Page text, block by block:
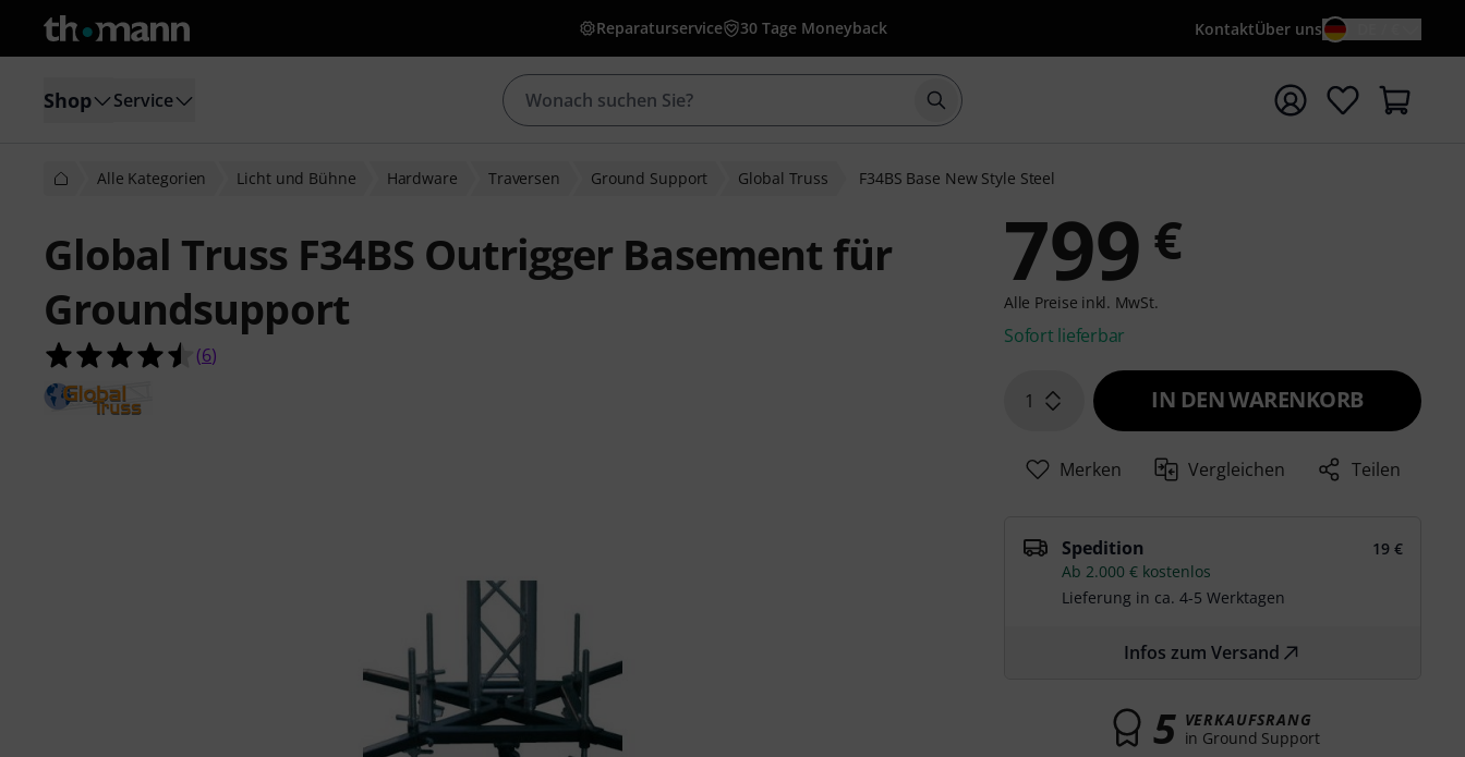
Reparaturservice 30 Tage Moneyback KontaktÜber uns
Shop Service Suche mit Suchwort {searchTerm} starten
Alle Kategorien Licht und Bühne Hardware Traversen Ground Support Global Truss F34BS Base New Style Steel
Global Truss F34BS Outrigger Basement für
Groundsupport
4.5 von 5 Sternen aus 6 Kundenbewertungen
(6)
799 €
Alle Preise inkl. MwSt.
Sofort lieferbar
1 IN DEN WARENKORB
Merken Vergleichen Teilen
Spedition
19 €
Ab 2.000 € kostenlos
Lieferung in ca. 4-5 Werktagen
Infos zum Versand
5 VERKAUFSRANG
in Ground Support